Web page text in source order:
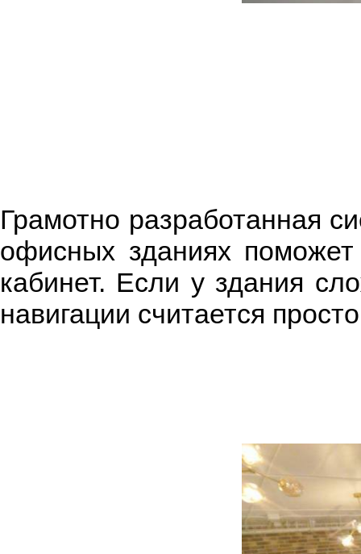
Грамотно разработанная
офисных зданиях
кабинет. Если у здания
навигации считается